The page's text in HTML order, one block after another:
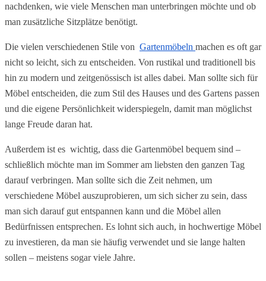
nachdenken, wie viele Menschen man unterbringen möchte und ob
man zusätzliche Sitzplätze benötigt.
Die vielen verschiedenen Stile von Gartenmöbeln machen es oft gar
nicht so leicht, sich zu entscheiden. Von rustikal und traditionell bis
hin zu modern und zeitgenössisch ist alles dabei. Man sollte sich für
Möbel entscheiden, die zum Stil des Hauses und des Gartens passen
und die eigene Persönlichkeit widerspiegeln, damit man möglichst
lange Freude daran hat.
Außerdem ist es  wichtig, dass die Gartenmöbel bequem sind –
schließlich möchte man im Sommer am liebsten den ganzen Tag
darauf verbringen. Man sollte sich die Zeit nehmen, um
verschiedene Möbel auszuprobieren, um sich sicher zu sein, dass
man sich darauf gut entspannen kann und die Möbel allen
Bedürfnissen entsprechen. Es lohnt sich auch, in hochwertige Möbel
zu investieren, da man sie häufig verwendet und sie lange halten
sollen – meistens sogar viele Jahre.